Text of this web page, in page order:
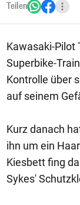
Teilen
Kawasaki-Pilot
Superbike-
Kontrolle über
auf seinem
Kurz danach
ihn um ein
Kiesbett fing
Sykes'